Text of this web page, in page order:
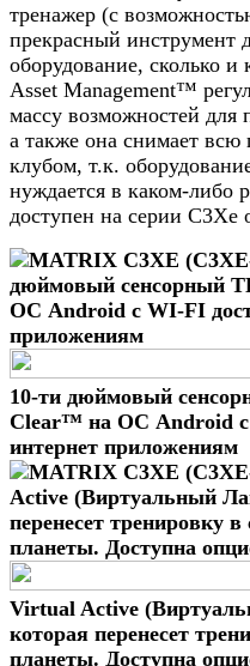
тренажер (с
прекрасный инструмент
оборудование, сколько и
Asset Management™
массу возможностей
а также она снимает
клубом, т.к.
нуждается в каком-либо
доступен на серии C3Xe
10-ти дюймовый
Clear™ на ОС Android с
интернет приложениям
Virtual Active
которая перенесет
планеты. Доступна